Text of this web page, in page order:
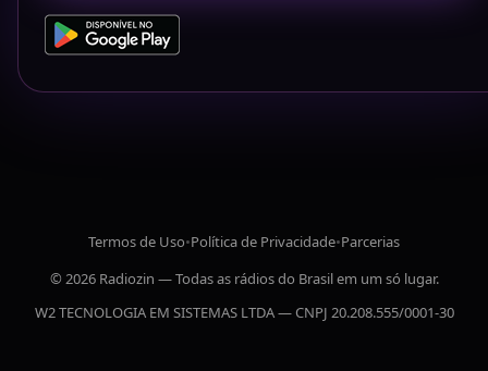
Termos de Uso•Política de Privacidade•Parcerias
© 2026 Radiozin — Todas as rádios do Brasil em um só lugar.
W2 TECNOLOGIA EM SISTEMAS LTDA — CNPJ 20.208.555/0001-30